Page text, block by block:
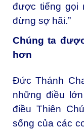
được tiếng gọi
đừng sợ hãi.”
Chúng ta
hơn
Đức Thánh
những điều
điều Thiên
sống của các